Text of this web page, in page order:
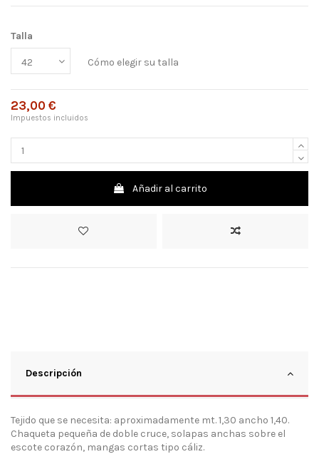
Talla
Cómo elegir su talla
23,00 €
Impuestos incluidos
Añadir al carrito
Descripción
Tejido que se necesita: aproximadamente mt. 1,30 ancho 1,40.
Chaqueta pequeña de doble cruce, solapas anchas sobre el
escote corazón, mangas cortas tipo cáliz.